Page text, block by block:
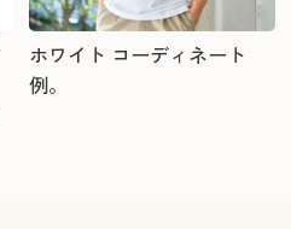
ホワイト コーディネート
例。